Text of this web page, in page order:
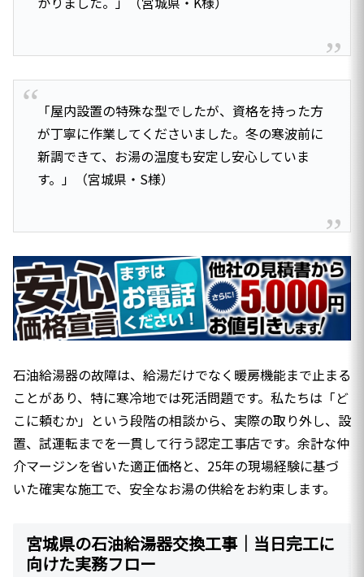
「屋内設置の特殊な型でしたが、資格を持った方
が丁寧に作業してくださいました。冬の寒波前に
新調できて、お湯の温度も安定し安心していま
す。」（宮城県・S様）
石油給湯器の故障は、給湯だけでなく暖房機能まで止まる
ことがあり、特に寒冷地では死活問題です。私たちは「ど
こに頼むか」という段階の相談から、実際の取り外し、設
置、試運転までを一貫して行う認定工事店です。余計な仲
介マージンを省いた適正価格と、25年の現場経験に基づ
いた確実な施工で、安全なお湯の供給をお約束します。
宮城県の石油給湯器交換工事｜当日完工に
向けた実務フロー